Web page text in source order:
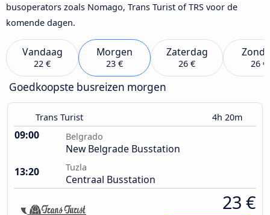
busoperators zoals Nomago, Trans Turist of TRS voor de
komende dagen.
Vandaag
22 €
Morgen
23 €
Zaterdag
26 € 26 €
Goedkoopste busreizen morgen
Trans Turist 4h 20m
09:00 Belgrado
New Belgrade Busstation
13:20
Tuzla
Centraal Busstation
23 €